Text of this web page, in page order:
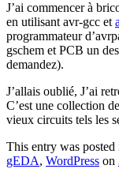
J’ai commencer à
en utilisant avr-gcc et
programmateur
gschem et PCB un
demandez).
J’allais oublié, J’ai
C’est une collection
vieux circuits tels les
This entry was posted
gEDA, WordPress on